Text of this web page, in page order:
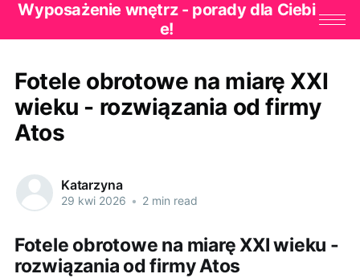
Wyposażenie wnętrz - porady dla Ciebi
e!
Fotele obrotowe na miarę XXI
wieku - rozwiązania od firmy
Atos
Katarzyna
29 kwi 2026 • 2 min read
Fotele obrotowe na miarę XXI wieku -
rozwiązania od firmy Atos